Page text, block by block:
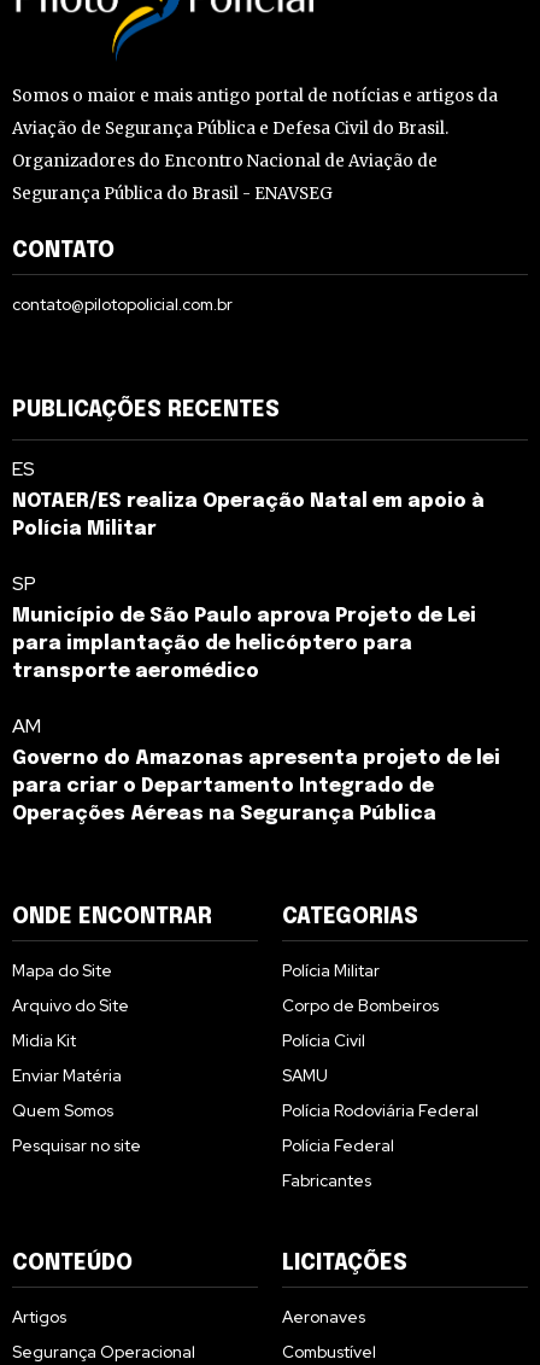
Somos o maior e mais antigo portal de notícias e artigos da
Aviação de Segurança Pública e Defesa Civil do Brasil.
Organizadores do Encontro Nacional de Aviação de
Segurança Pública do Brasil - ENAVSEG
CONTATO
contato@pilotopolicial.com.br
PUBLICAÇÕES RECENTES
ES
NOTAER/ES realiza Operação Natal em apoio à
Polícia Militar
SP
Município de São Paulo aprova Projeto de Lei
para implantação de helicóptero para
transporte aeromédico
AM
Governo do Amazonas apresenta projeto de lei
para criar o Departamento Integrado de
Operações Aéreas na Segurança Pública
ONDE ENCONTRAR
Mapa do Site
Arquivo do Site
Midia Kit
Enviar Matéria
Quem Somos
Pesquisar no site
CATEGORIAS
Polícia Militar
Corpo de Bombeiros
Polícia Civil
SAMU
Polícia Rodoviária Federal
Polícia Federal
Fabricantes
CONTEÚDO
Artigos
Segurança Operacional
LICITAÇÕES
Aeronaves
Combustível